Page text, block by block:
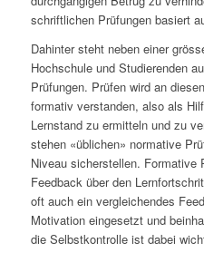
schriftlichen Prüfungen basiert
Dahinter steht neben einer
Hochschule und Studierenden
Prüfungen. Prüfen wird an
formativ verstanden, also als
Lernstand zu ermitteln und zu
stehen «üblichen» normative
Niveau sicherstellen. Formative
Feedback über den
oft auch ein vergleichendes
Motivation eingesetzt und
die Selbstkontrolle ist dabei